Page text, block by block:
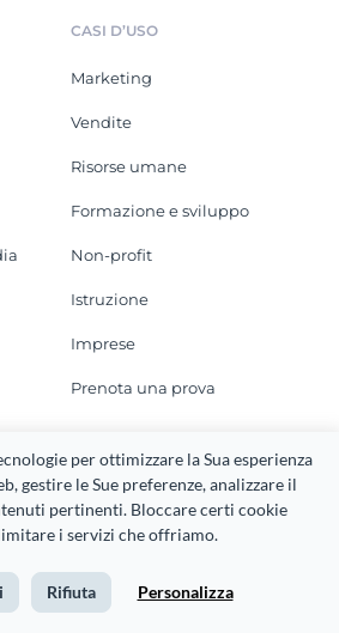
per ottimizzare la Sua esperienza
gestire le Sue preferenze, analizzare il
pertinenti. Bloccare certi cookie
i servizi che offriamo.
Rifiuta Personalizza
CASI D’USO
Marketing
Vendite
Risorse umane
Formazione e sviluppo
Non-profit
Istruzione
Imprese
Prenota una prova
Info
Prezzi
Carriere